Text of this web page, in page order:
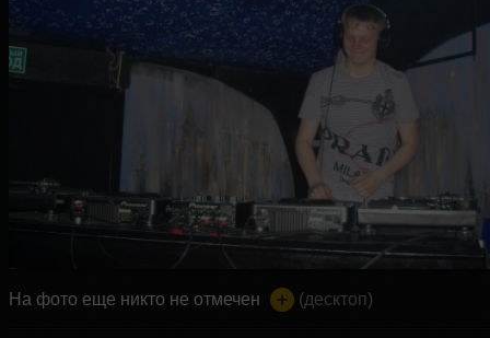
На фото еще никто не отмечен (десктоп)